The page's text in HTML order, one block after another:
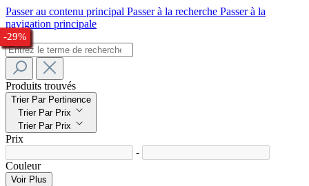
Passer au contenu principal Passer à la recherche Passer à la
navigation principale
Produits trouvés
Trier Par Pertinence
Trier Par Prix
Trier Par Prix
Prix
-
Couleur
Voir Plus
-32%
-23%
-28%
-29%
-33%
-32%
-22%
-27%
-27%
-25%
-32%
-27%
-31%
-29%
-27%
-29%